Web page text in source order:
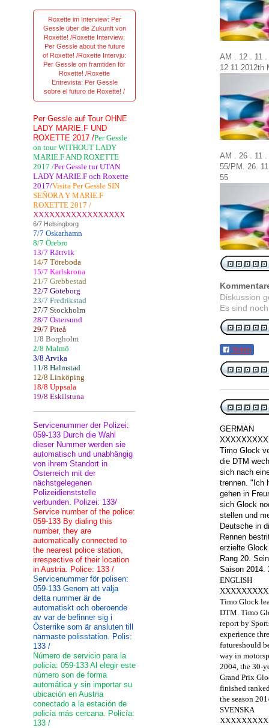
AM . 12 . 11 .
12 11 2012th
AM . 26 . 11
55/PM. 26. 11
Diskussion
Es sind
Teilen
GERMAN
Timo Glock
die DTM
sich nach
trennen. "Ich
gehen in
sich Glock
stellen und
Deutsche in
Rennen
erzielte
Rang 20.
Saison
ENGLISH
Timo Glock
DTM. Timo
report by
experience
futureshould
way in
2004, the 30-
Grand Prix
finished
the season
SVENSKA
Roxette im Interview: Per
Gessle über die Zukunft von
Roxette! /Roxette Interview:
Per Gessle about the future
of Roxette! /Roxette Intervju:
Per Gessle om framtiden för
Roxette! /Roxette
Entrevista: Per Gessle
sobre el futuro de Roxette! /
Per Gessle auf Tour OHNE
LADY MARIE.F UND
ROXETTE 2017 /Per Gessle
on tour WITHOUT LADY
MARIE.F AND ROXETTE
2017 /Per Gessle tur UTAN
LADY MARIE.F och Roxette
2017/Visita Per Gessle SIN
SEÑORA Y MARIE.F
ROXETTE 2017 /
XXXXXXXXXXXXXXXXX
6/7 Helsingborg
7/7 Oskarhamn
8/7 Örebro
13/7 Rättvik
14/7 Töreboda
15/7 Karlskrona
21/7 Grebbestad
22/7 Göteborg
23/7 Fredrikstad
27/7 Stockholm
28/7 Östersund
29/7 Piteå
1/8 Borgholm
2/8 Malmö
3/8 Arvika
11/8 Halmstad
12/8 Linköping
18/8 Uppsala
19/8 Eskilstuna
Servicenummer der Polizei:
059-133 Durch die Wahl
dieser Nummer werden sie
automatisch und unabhängig
von ihrem Standort in
Österreich mit der
nächstgelegenen
Polizeidienststelle
verbunden. Polizei: 133/
Service number of the police:
059-133 By dialing this
number, they are
automatically connected to
the nearest police station,
irrespective of their location
in Austria. Police: 133 /
Servicenummer för polisen:
059-133 Genom att välja
detta nummer är de
automatiskt och oberoende
av var de befinner sig i
Österrike som är ansluten till
närmaste polisstation. Polis:
133 /
Número de servicio para la
policía: 059-133 Al elegir este
número son de forma
automática y sin importar su
ubicación en Austria
conectado a la estación de
policía más cercana. Policía:
133 /